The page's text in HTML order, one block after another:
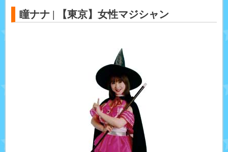
瞳ナナ | 【東京】女性マジシャン